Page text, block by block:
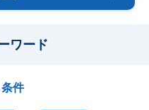
ワード
件